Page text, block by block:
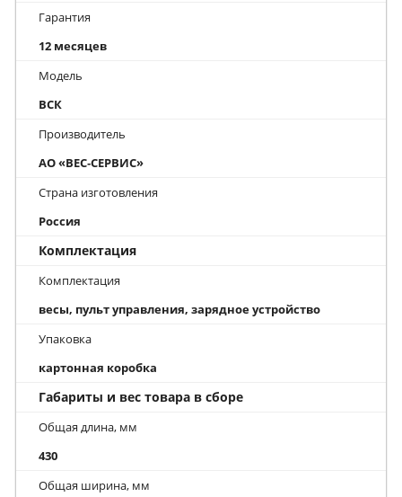
Гарантия
12 месяцев
Модель
ВСК
Производитель
АО «ВЕС‑СЕРВИС»
Страна изготовления
Россия
Комплектация
Комплектация
весы, пульт управления, зарядное устройство
Упаковка
картонная коробка
Габариты и вес товара в сборе
Общая длина, мм
430
Общая ширина, мм